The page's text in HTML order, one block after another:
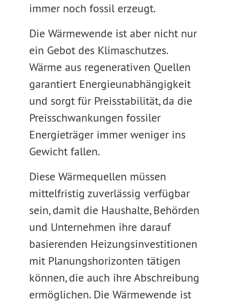
immer noch fossil erzeugt.
Die Wärmewende ist aber nicht nur
ein Gebot des Klimaschutzes.
Wärme aus regenerativen Quellen
garantiert Energieunabhängigkeit
und sorgt für Preisstabilität, da die
Preisschwankungen fossiler
Energieträger immer weniger ins
Gewicht fallen.
Diese Wärmequellen müssen
mittelfristig zuverlässig verfügbar
sein, damit die Haushalte, Behörden
und Unternehmen ihre darauf
basierenden Heizungsinvestitionen
mit Planungshorizonten tätigen
können, die auch ihre Abschreibung
ermöglichen. Die Wärmewende ist